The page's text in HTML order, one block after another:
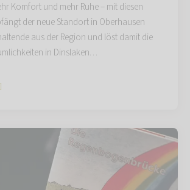
Komfort und mehr Ruhe – mit diesen
der neue Standort in Oberhausen
aus der Region und löst damit die
in Dinslaken…